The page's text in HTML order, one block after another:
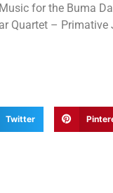
for the Buma
Quartet –
Twitter